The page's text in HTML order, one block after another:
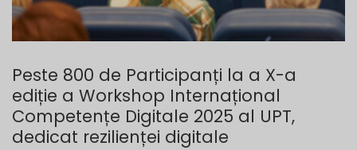
Peste 800 de Participanți la a X-a
ediție a Workshop Internațional
Competențe Digitale 2025 al UPT,
dedicat rezilienței digitale